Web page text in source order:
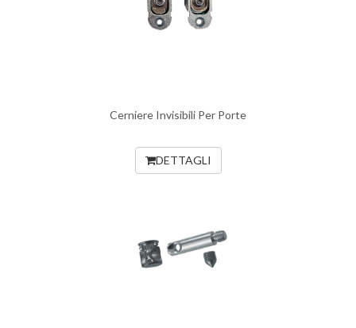
Cerniere Invisibili Per Porte
DETTAGLI